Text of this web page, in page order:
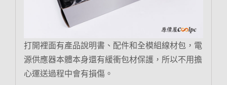
打開裡面有產品說明書、配件和全模組線材包，電
源供應器本體本身還有緩衝包材保護，所以不用擔
心運送過程中會有損傷。